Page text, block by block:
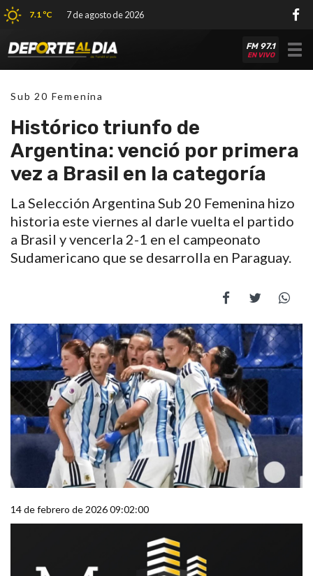
7.1 ºC 7 de agosto de 2026
FM 97.1
EN VIVO
Sub 20 Femenina
Histórico triunfo de
Argentina: venció por primera
vez a Brasil en la categoría
La Selección Argentina Sub 20 Femenina hizo
historia este viernes al darle vuelta el partido
a Brasil y vencerla 2-1 en el campeonato
Sudamericano que se desarrolla en Paraguay.
14 de febrero de 2026 09:02:00